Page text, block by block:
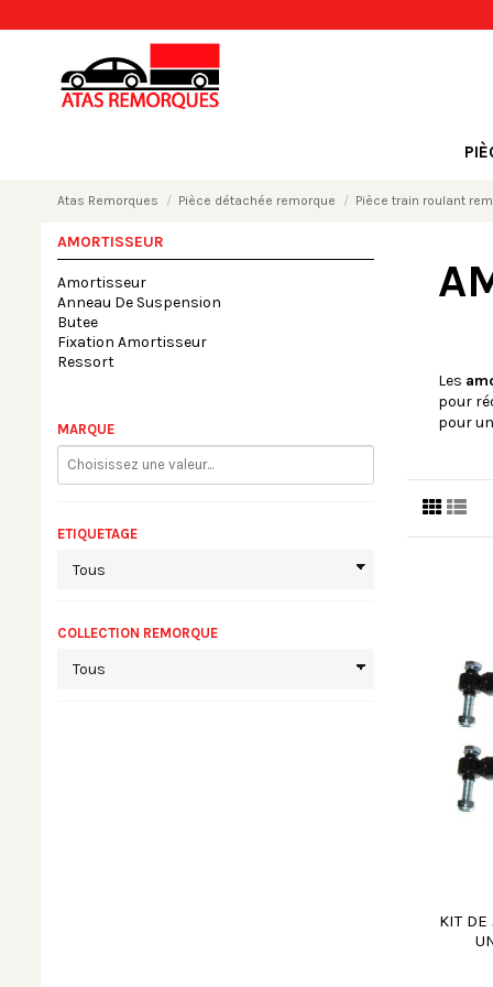
Atas Remorques Pièce détachée remorque Pièce train roulant
Les
pour
pour
KIT DE
AMORTISSEUR
Amortisseur
Anneau De Suspension
Butee
Fixation Amortisseur
Ressort
MARQUE
ETIQUETAGE
COLLECTION REMORQUE